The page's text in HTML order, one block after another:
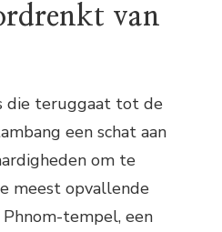
van
die teruggaat tot de
een schat aan
om te
meest opvallende
tempel, een